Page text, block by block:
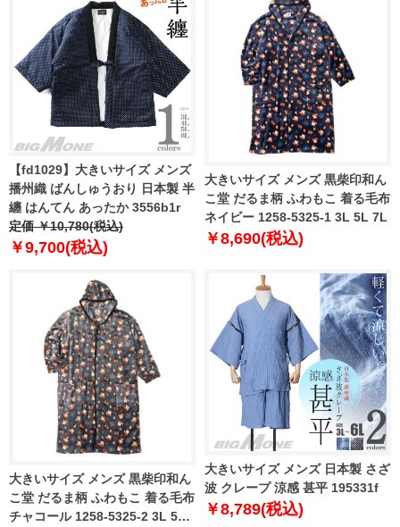
【fd1029】大きいサイズ メンズ
播州織 ばんしゅうおり 日本製 半
纏 はんてん あったか 3556b1r
定価 ￥10,780(税込)
￥9,700(税込)
大きいサイズ メンズ 黒柴印和ん
こ堂 だるま柄 ふわもこ 着る毛布
ネイビー 1258-5325-1 3L 5L 7L
￥8,690(税込)
大きいサイズ メンズ 黒柴印和ん
こ堂 だるま柄 ふわもこ 着る毛布
チャコール 1258-5325-2 3L 5L
大きいサイズ メンズ 日本製 さざ
波 クレープ 涼感 甚平 195331f
￥8,789(税込)